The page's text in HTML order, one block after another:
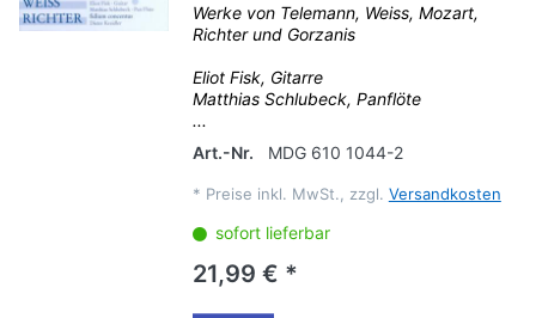
Werke von Telemann, Weiss, Mozart,
Richter und Gorzanis
Eliot Fisk, Gitarre
Matthias Schlubeck, Panflöte
...
Art.-Nr.
MDG 610 1044-2
* Preise inkl. MwSt., zzgl. Versandkosten
sofort lieferbar
21,99 € *